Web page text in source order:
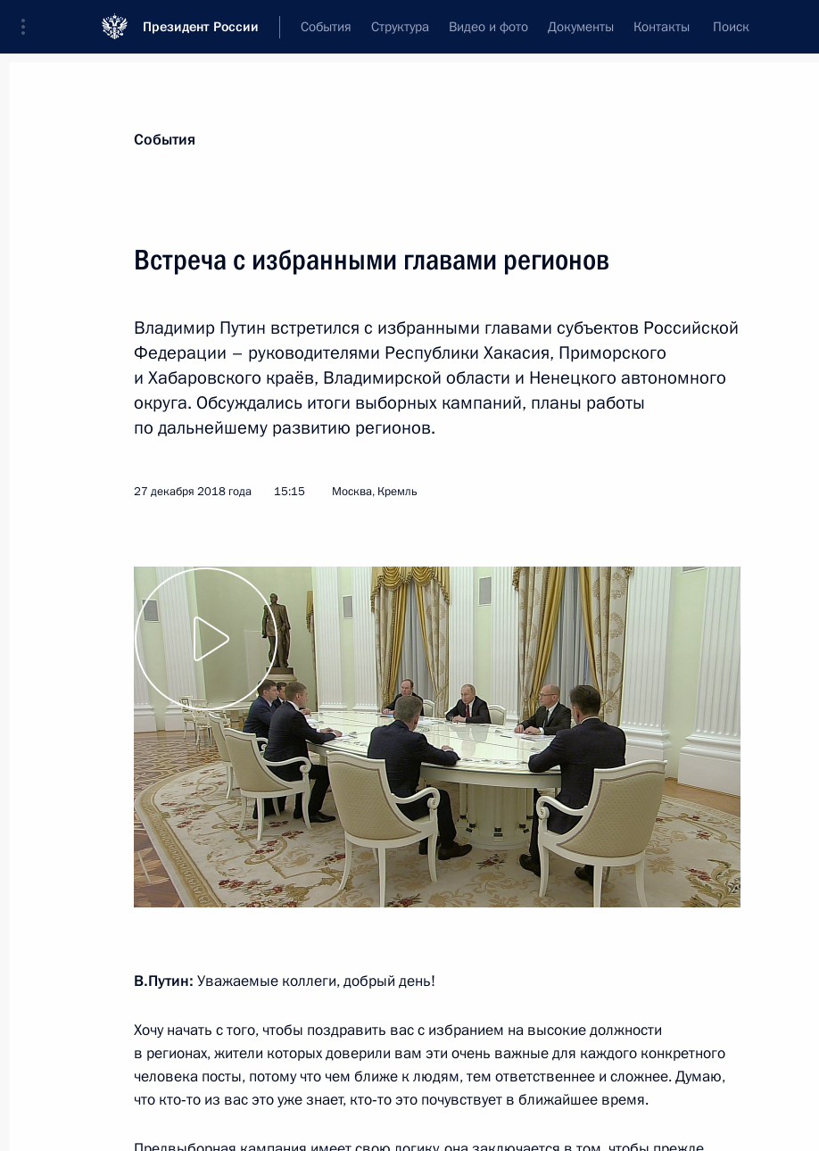
Президент России События Структура Видео и фото Документы Контакты Поиск
Лента событий Подписаться на ленту
Совещание с членами Правительства
30 марта 2026 года, 13:40
Встреча с губернатором Архангельской области Александром
Цыбульским
24 июля 2025 года, 19:30
Заседание комиссии Госсовета по направлению «Международная
кооперация и экспорт»
20 июня 2025 года, 15:00
14 апреля 2025 года, 18:40
Презентация мастер-планов опорных населённых пунктов
Арктической зоны
События
Встреча с избранными главами регионов
Владимир Путин встретился с избранными главами субъектов Российской
Федерации – руководителями Республики Хакасия, Приморского
и Хабаровского краёв, Владимирской области и Ненецкого автономного
округа. Обсуждались итоги выборных кампаний, планы работы
по дальнейшему развитию регионов.
27 декабря 2018 года 15:15 Москва, Кремль
В.Путин: Уважаемые коллеги, добрый день!
Хочу начать с того, чтобы поздравить вас с избранием на высокие должности
в регионах, жители которых доверили вам эти очень важные для каждого конкретного
человека посты, потому что чем ближе к людям, тем ответственнее и сложнее. Думаю,
что кто‑то из вас это уже знает, кто‑то это почувствует в ближайшее время.